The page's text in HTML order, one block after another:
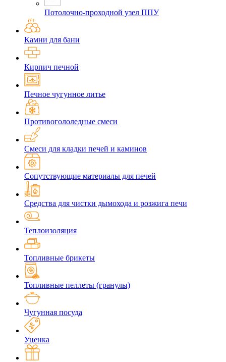
Потолочно-проходной узел ППУ
Камни для бани
Кирпич печной
Печное чугунное литье
Противогололедные смеси
Смеси для кладки печей и каминов
Сопутствующие материалы для печей
Средства для чистки дымохода и розжига печи
Теплоизоляция
Топливные брикеты
Топливные пеллеты (гранулы)
Чугунная посуда
Уценка